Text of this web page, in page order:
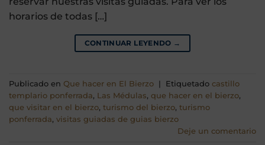
horarios de todas […]
CONTINUAR LEYENDO →
Publicado en Que hacer en El Bierzo | Etiquetado castillo
templario ponferrada, Las Médulas, que hacer en el bierzo,
que visitar en el bierzo, turismo del bierzo, turismo
ponferrada, visitas guiadas de guias bierzo
Deje un comentario